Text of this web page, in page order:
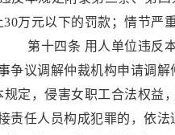
万元以下的罚款；情节严
第十四条 用人单位违反
争议调解仲裁机构申请调
，侵害女职工合法权益
责任人员构成犯罪的，